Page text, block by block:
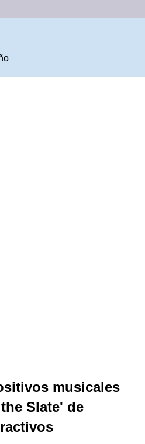
musicales
Slate' de